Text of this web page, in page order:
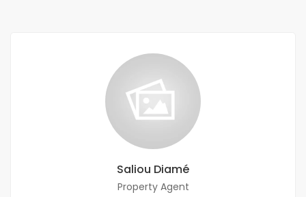
Saliou Diamé
Property Agent